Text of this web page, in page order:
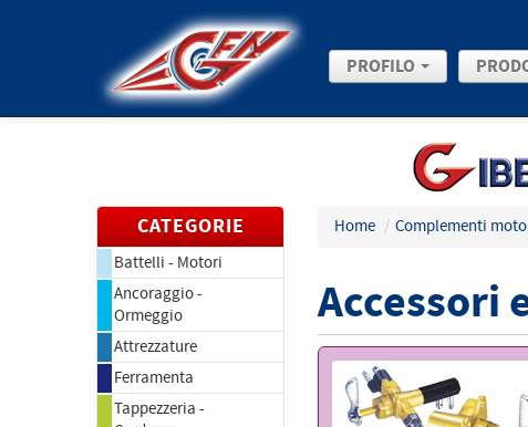
PROFILO
CATEGORIE
Battelli - Motori
Ancoraggio -
Ormeggio
Attrezzature
Ferramenta
Tappezzeria -
Home / Complementi
Accessori